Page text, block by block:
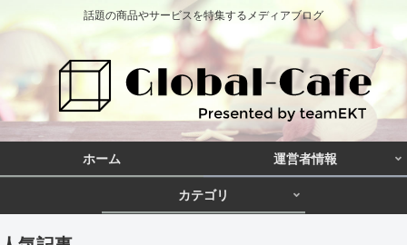
話題の商品やサービスを特集するメディアブログ
ホーム 運営者情報
カテゴリ